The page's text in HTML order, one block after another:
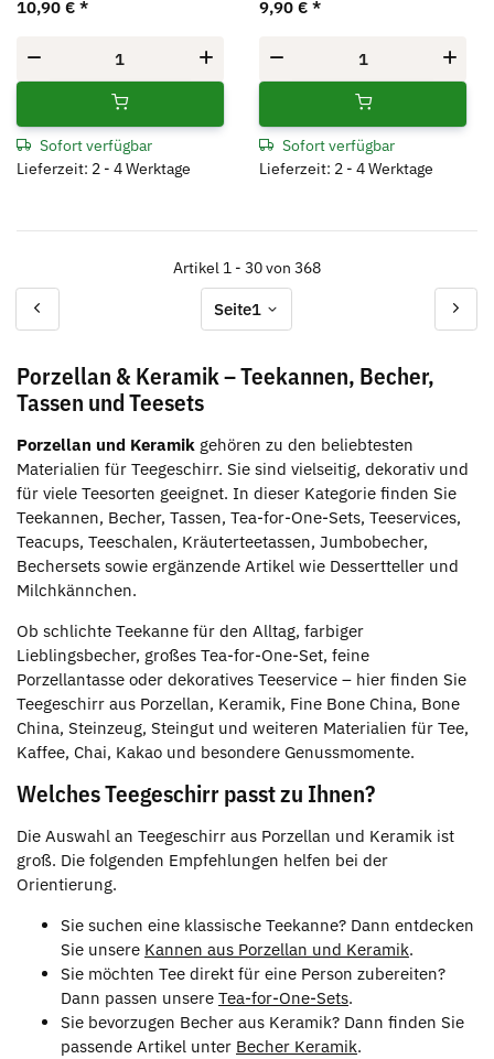
10,90 € *
Sofort verfügbar
Lieferzeit: 2 - 4 Werktage
9,90 €*
Sofort verfügbar
Lieferzeit: 2 - 4 Werktage
Artikel 1 - 30 von 368
Seite1
Porzellan & Keramik – Teekannen, Becher,
Tassen und Teesets
Porzellan und Keramik gehören zu den beliebtesten
Materialien für Teegeschirr. Sie sind vielseitig, dekorativ und
für viele Teesorten geeignet. In dieser Kategorie finden Sie
Teekannen, Becher, Tassen, Tea-for-One-Sets, Teeservices,
Teacups, Teeschalen, Kräuterteetassen, Jumbobecher,
Bechersets sowie ergänzende Artikel wie Dessertteller und
Milchkännchen.
Ob schlichte Teekanne für den Alltag, farbiger
Lieblingsbecher, großes Tea-for-One-Set, feine
Porzellantasse oder dekoratives Teeservice – hier finden Sie
Teegeschirr aus Porzellan, Keramik, Fine Bone China, Bone
China, Steinzeug, Steingut und weiteren Materialien für Tee,
Kaffee, Chai, Kakao und besondere Genussmomente.
Welches Teegeschirr passt zu Ihnen?
Die Auswahl an Teegeschirr aus Porzellan und Keramik ist
groß. Die folgenden Empfehlungen helfen bei der
Orientierung.
Sie suchen eine klassische Teekanne? Dann entdecken
Sie unsere Kannen aus Porzellan und Keramik.
Sie möchten Tee direkt für eine Person zubereiten?
Dann passen unsere Tea-for-One-Sets.
Sie bevorzugen Becher aus Keramik? Dann finden Sie
passende Artikel unter Becher Keramik.